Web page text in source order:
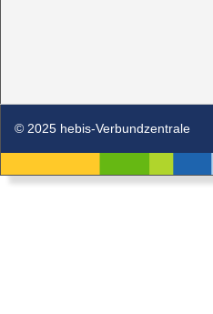
© 2025 hebis-Verbundzentrale